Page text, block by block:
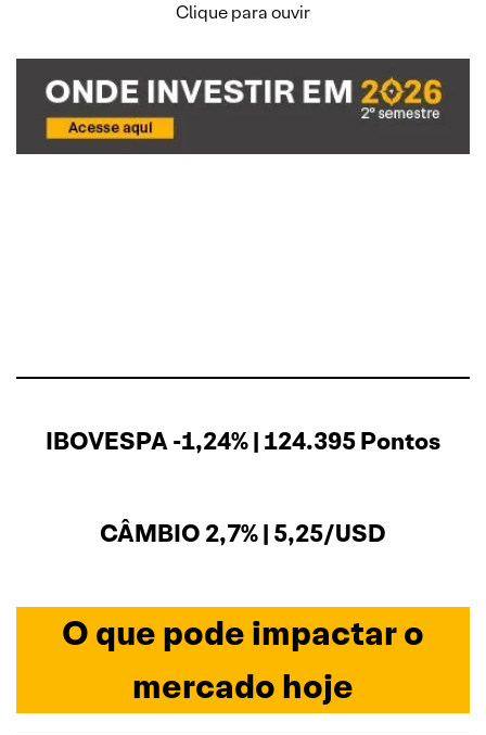
Clique para ouvir
IBOVESPA -1,24% | 124.395 Pontos
CÂMBIO 2,7% | 5,25/USD
O que pode impactar o
mercado hoje